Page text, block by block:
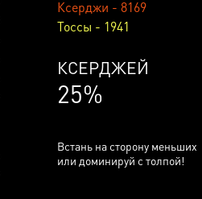
Ксерджи - 8169
Тоссы - 1941
КСЕРДЖЕЙ
25%
Встань на сторону меньших
или доминируй с толпой!